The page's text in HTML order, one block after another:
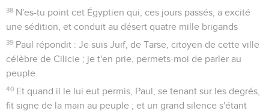
38 N'es-tu point cet Égyptien qui, ces jours passés, a excité
une sédition, et conduit au désert quatre mille brigands
39 Paul répondit : Je suis Juif, de Tarse, citoyen de cette ville
célèbre de Cilicie ; je t'en prie, permets-moi de parler au
peuple.
40 Et quand il le lui eut permis, Paul, se tenant sur les degrés,
fit signe de la main au peuple ; et un grand silence s'étant